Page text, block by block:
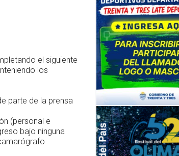
el siguiente
los
parte de la prensa
(personal e
bajo ninguna